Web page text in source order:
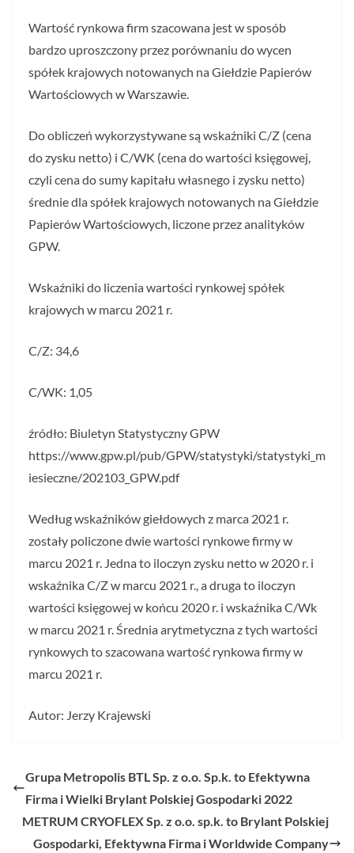
Wartość rynkowa firm szacowana jest w sposób
bardzo uproszczony przez porównaniu do wycen
spółek krajowych notowanych na Giełdzie Papierów
Wartościowych w Warszawie.
Do obliczeń wykorzystywane są wskaźniki C/Z (cena
do zysku netto) i C/WK (cena do wartości księgowej,
czyli cena do sumy kapitału własnego i zysku netto)
średnie dla spółek krajowych notowanych na Giełdzie
Papierów Wartościowych, liczone przez analityków
GPW.
Wskaźniki do liczenia wartości rynkowej spółek
krajowych w marcu 2021 r.
C/Z: 34,6
C/WK: 1,05
źródło: Biuletyn Statystyczny GPW
https://www.gpw.pl/pub/GPW/statystyki/statystyki_m
iesieczne/202103_GPW.pdf
Według wskaźników giełdowych z marca 2021 r.
zostały policzone dwie wartości rynkowe firmy w
marcu 2021 r. Jedna to iloczyn zysku netto w 2020 r. i
wskaźnika C/Z w marcu 2021 r., a druga to iloczyn
wartości księgowej w końcu 2020 r. i wskaźnika C/Wk
w marcu 2021 r. Średnia arytmetyczna z tych wartości
rynkowych to szacowana wartość rynkowa firmy w
marcu 2021 r.
Autor: Jerzy Krajewski
Grupa Metropolis BTL Sp. z o.o. Sp.k. to Efektywna
Firma i Wielki Brylant Polskiej Gospodarki 2022
METRUM CRYOFLEX Sp. z o.o. sp.k. to Brylant Polskiej
Gospodarki, Efektywna Firma i Worldwide Company